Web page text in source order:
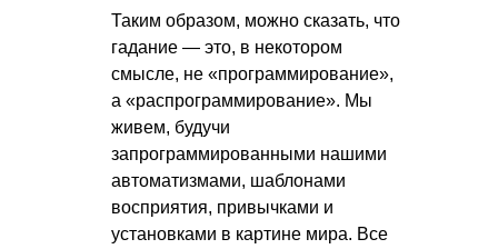
Таким образом, можно сказать, что
гадание — это, в некотором
смысле, не «программирование»,
а «распрограммирование». Мы
живем, будучи
запрограммированными нашими
автоматизмами, шаблонами
восприятия, привычками и
установками в картине мира. Все